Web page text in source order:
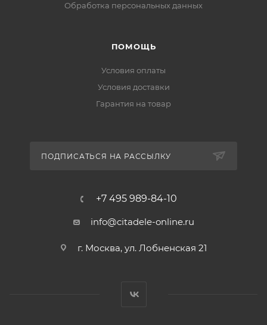
Обработка персональных данных
ПОМОЩЬ
Условия оплаты
Условия доставки
Гарантия на товар
ПОДПИСАТЬСЯ НА РАССЫЛКУ
+7 495 989-84-10
info@citadele-online.ru
г. Москва, ул. Лобненская 21